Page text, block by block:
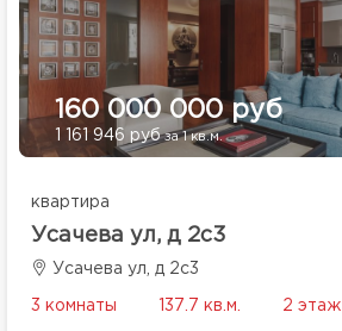
160 000 000 руб
1 161 946 рубза 1 кв.м.
квартира
Усачева ул, д 2с3
Усачева ул, д 2с3
3 комнаты 137.7 кв.м. 2 этаж